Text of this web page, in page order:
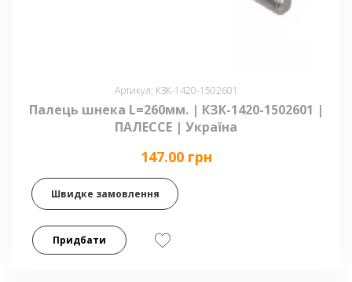
Артикул: КЗК-1420-1502601
Палець шнека L=260мм. | КЗК-1420-1502601 |
ПАЛЕССЕ | Україна
147.00 грн
Швидке замовлення
Придбати